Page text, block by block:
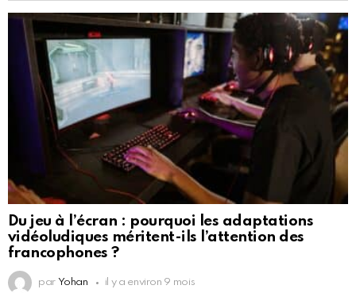
Du jeu à l’écran : pourquoi les adaptations
vidéoludiques méritent-ils l’attention des
francophones ?
par Yohan il y a environ 9 mois